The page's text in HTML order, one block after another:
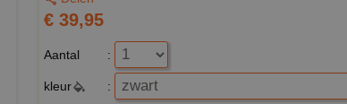
€ 39,95
Aantal :
kleur :